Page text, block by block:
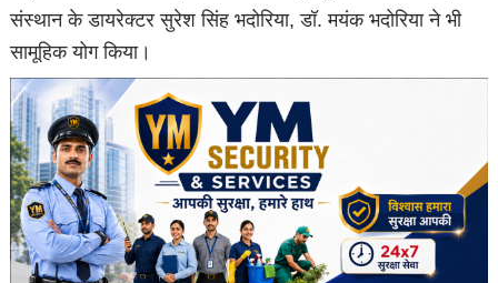
संस्थान के डायरेक्टर सुरेश सिंह भदोरिया, डॉ. मयंक भदोरिया ने भी
सामूहिक योग किया।